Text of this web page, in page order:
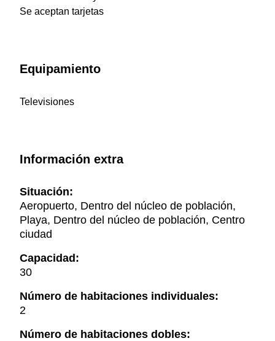
Se aceptan tarjetas
Equipamiento
Televisiones
Información extra
Situación:
Aeropuerto, Dentro del núcleo de población,
Playa, Dentro del núcleo de población, Centro
ciudad
Capacidad:
30
Número de habitaciones individuales:
2
Número de habitaciones dobles: